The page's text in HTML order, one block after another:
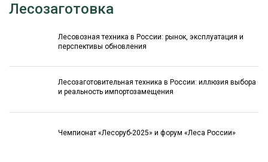
Лесозаготовка
Лесовозная техника в России: рынок, эксплуатация и
перспективы обновления
Лесозаготовительная техника в России: иллюзия выбора
и реальность импортозамещения
Чемпионат «Лесоруб-2025» и форум «Леса России»